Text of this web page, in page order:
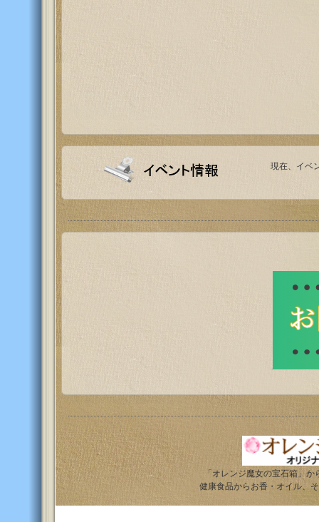
現在、イベ
「オレンジ魔女の宝石箱」
健康食品からお香・オイル、